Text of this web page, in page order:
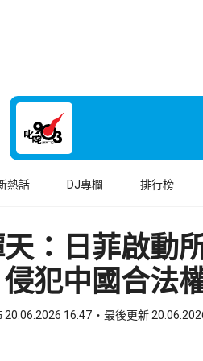
熱話 DJ專欄 排行榜
：日菲啟動
犯中國合法
20.06.2026 16:47 最後更新